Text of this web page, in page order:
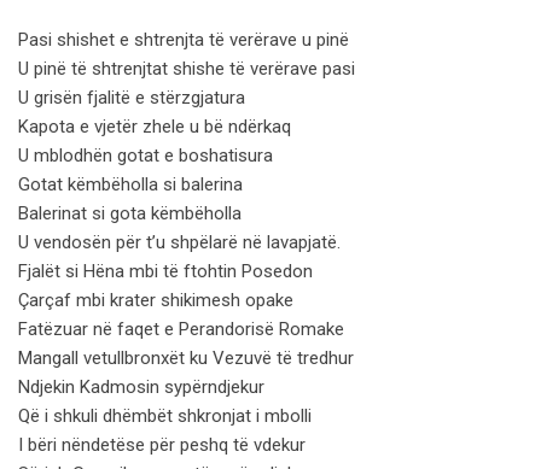
Pasi shishet e shtrenjta të verërave u pinë
U pinë të shtrenjtat shishe të verërave pasi
U grisën fjalitë e stërzgjatura
Kapota e vjetër zhele u bë ndërkaq
U mblodhën gotat e boshatisura
Gotat këmbëholla si balerina
Balerinat si gota këmbëholla
U vendosën për t’u shpëlarë në lavapjatë.
Fjalët si Hëna mbi të ftohtin Posedon
Çarçaf mbi krater shikimesh opake
Fatëzuar në faqet e Perandorisë Romake
Mangall vetullbronxët ku Vezuvë të tredhur
Ndjekin Kadmosin sypërndjekur
Që i shkuli dhëmbët shkronjat i mbolli
I bëri nëndetëse për peshq të vdekur